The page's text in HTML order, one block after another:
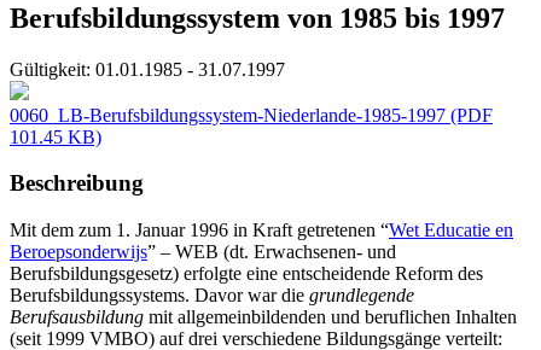
Berufsbildungssystem von 1985 bis 1997
Gültigkeit: 01.01.1985 - 31.07.1997
0060_LB-Berufsbildungssystem-Niederlande-1985-1997 (PDF
101.45 KB)
Beschreibung
Mit dem zum 1. Januar 1996 in Kraft getretenen “Wet Educatie en
Beroepsonderwijs” – WEB (dt. Erwachsenen- und
Berufsbildungsgesetz) erfolgte eine entscheidende Reform des
Berufsbildungssystems. Davor war die grundlegende
Berufsausbildung mit allgemeinbildenden und beruflichen Inhalten
(seit 1999 VMBO) auf drei verschiedene Bildungsgänge verteilt: